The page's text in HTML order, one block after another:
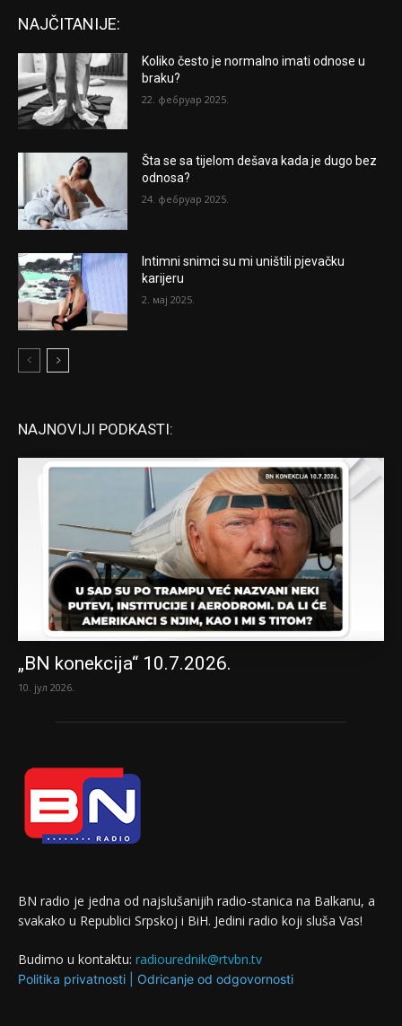
NAJČITANIJE:
Koliko često je normalno imati odnose u
braku?
22. фебруар 2025.
Šta se sa tijelom dešava kada je dugo bez
odnosa?
24. фебруар 2025.
Intimni snimci su mi uništili pjevačku
karijeru
2. мај 2025.
NAJNOVIJI PODKASTI:
„BN konekcija“ 10.7.2026.
10. јул 2026.
BN radio je jedna od najslušanijih radio-stanica na Balkanu, a
svakako u Republici Srpskoj i BiH. Jedini radio koji sluša Vas!
Budimo u kontaktu: radiourednik@rtvbn.tv
Politika privatnosti Odricanje od odgovornosti